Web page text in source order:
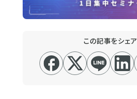
この記事をシェア